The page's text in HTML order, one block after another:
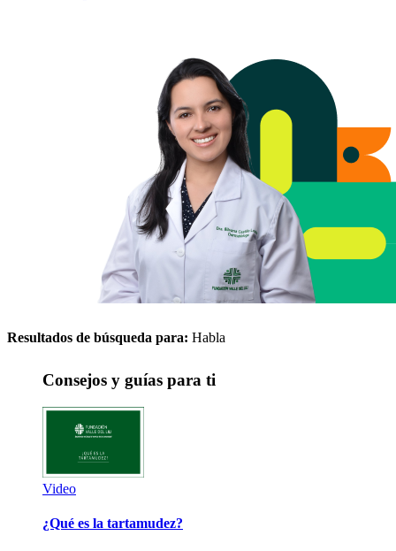
Resultados de búsqueda para: Habla
Consejos y guías para ti
Video
¿Qué es la tartamudez?